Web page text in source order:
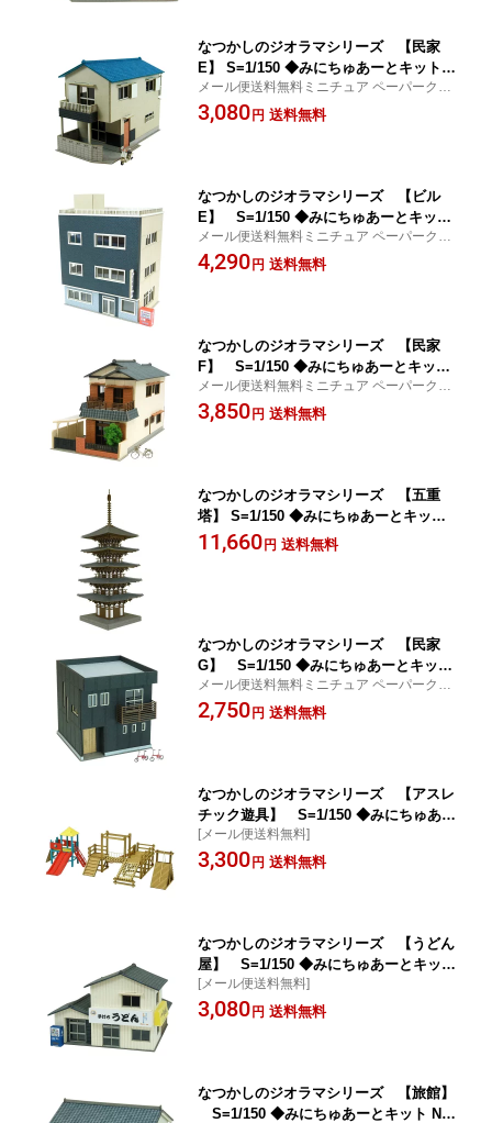
なつかしのジオラマシリーズ 【民家
E】 S=1/150 ◆みにちゅあーとキット N
ゲージ 建物 精密 おうち時間 工作 ミニ
チュア インテリア
メール便送料無料ミニチュア ペーパークラ
フト
3,080 円 送料無料
なつかしのジオラマシリーズ 【ビル
E】 S=1/150 ◆みにちゅあーとキット
Nゲージ 建物 精密 おうち時間 工作 ミ
ニチュア インテリア
メール便送料無料ミニチュア ペーパークラ
フト
4,290 円 送料無料
なつかしのジオラマシリーズ 【民家
F】 S=1/150 ◆みにちゅあーとキット
Nゲージ 建物 精密 おうち時間 工作 ミ
ニチュア インテリア
メール便送料無料ミニチュア ペーパークラ
フト
3,850 円 送料無料
なつかしのジオラマシリーズ 【五重
塔】 S=1/150 ◆みにちゅあーとキット
Nゲージ 建物 精密 おうち時間 工作 ミ
ニチュア インテリア
11,660 円 送料無料
なつかしのジオラマシリーズ 【民家
G】 S=1/150 ◆みにちゅあーとキット
Nゲージ 建物 精密 おうち時間 工作 ミ
ニチュア インテリア
メール便送料無料ミニチュア ペーパークラ
フト
2,750 円 送料無料
なつかしのジオラマシリーズ 【アスレ
チック遊具】 S=1/150 ◆みにちゅあー
とキット Nゲージ 建物 精密 おうち時間
工作 ミニチュア インテリア
[メール便送料無料]
3,300 円 送料無料
なつかしのジオラマシリーズ 【うどん
屋】 S=1/150 ◆みにちゅあーとキット
Nゲージ 建物 精密 おうち時間 工作 ミ
ニチュア インテリア
[メール便送料無料]
3,080 円 送料無料
なつかしのジオラマシリーズ 【旅館】
S=1/150 ◆みにちゅあーとキット Nゲ